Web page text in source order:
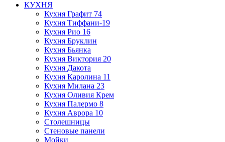
КУХНЯ
Кухня Графит 74
Кухня Тиффани-19
Кухня Рио 16
Кухня Бруклин
Кухня Бьянка
Кухня Виктория 20
Кухня Дакота
Кухня Каролина 11
Кухня Милана 23
Кухня Оливия Крем
Кухня Палермо 8
Кухня Аврора 10
Столешницы
Стеновые панели
Мойки